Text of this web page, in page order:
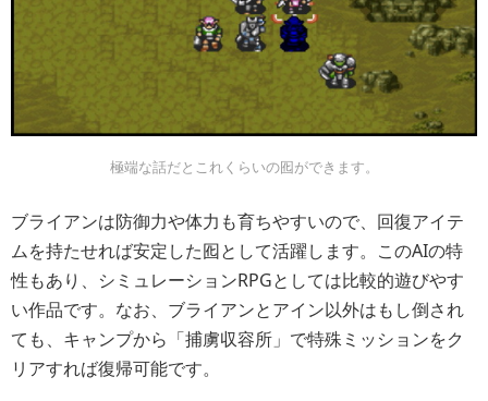
極端な話だとこれくらいの囮ができます。
ブライアンは防御力や体力も育ちやすいので、回復アイテ
ムを持たせれば安定した囮として活躍します。このAIの特
性もあり、シミュレーションRPGとしては比較的遊びやす
い作品です。なお、ブライアンとアイン以外はもし倒され
ても、キャンプから「捕虜収容所」で特殊ミッションをク
リアすれば復帰可能です。